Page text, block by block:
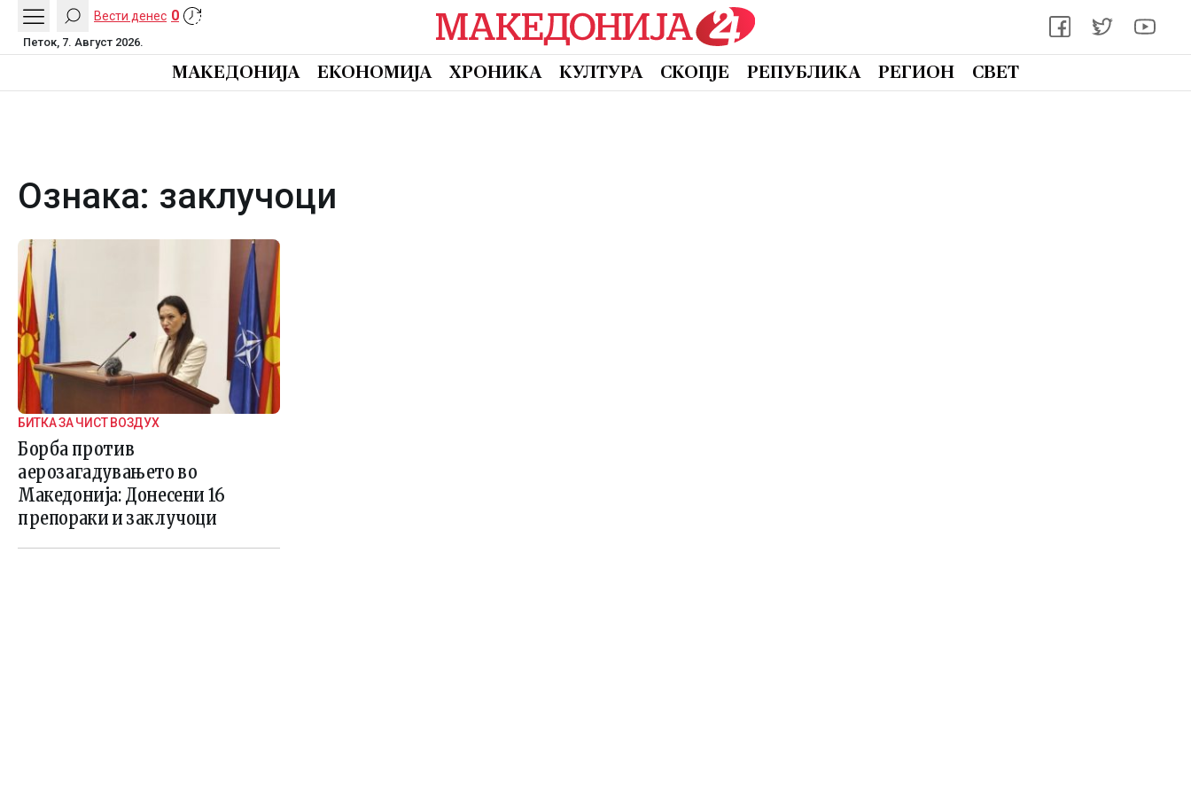
Вести денес 0
Петок, 7. Август 2026.
МАКЕДОНИЈА ЕКОНОМИЈА ХРОНИКА КУЛТУРА СКОПЈЕ РЕПУБЛИКА РЕГИОН СВЕТ
Ознака: заклучоци
БИТКА ЗА ЧИСТ ВОЗДУХ
Борба против
аерозагадувањето во
Македонија: Донесени 16
препораки и заклучоци